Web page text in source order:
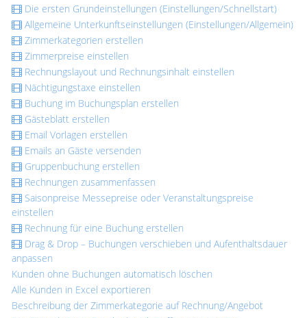
Die ersten Grundeinstellungen (Einstellungen/Schnellstart)
Allgemeine Unterkunftseinstellungen (Einstellungen/Allgemein)
Zimmerkategorien erstellen
Zimmerpreise einstellen
Rechnungslayout und Rechnungsinhalt einstellen
Nächtigungstaxe einstellen
Buchung im Buchungsplan erstellen
Gästeblatt erstellen
Email Vorlagen erstellen
Emails an Gäste versenden
Gruppenbuchung erstellen
Rechnungen zusammenfassen
Saisonpreise Messepreise oder Veranstaltungspreise
einstellen
Rechnung für eine Buchung erstellen
Drag & Drop – Buchungen verschieben und Aufenthaltsdauer
anpassen
Kunden ohne Buchungen automatisch löschen
Alle Kunden in Excel exportieren
Beschreibung der Zimmerkategorie auf Rechnung/Angebot